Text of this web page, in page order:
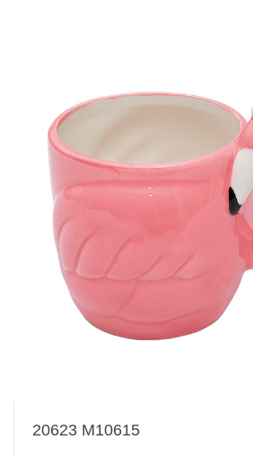
20623 M10615